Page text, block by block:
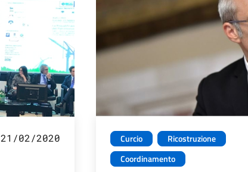
21/02/2020 Curcio
Ricostruzione
Coordinamento